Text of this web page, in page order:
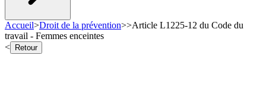
Accueil>Droit de la prévention>>Article L1225-12 du Code du
travail - Femmes enceintes
<
Retour